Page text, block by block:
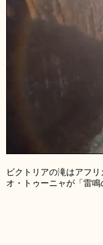
ビクトリアの滝はアフ
オ・トゥーニャが「雷